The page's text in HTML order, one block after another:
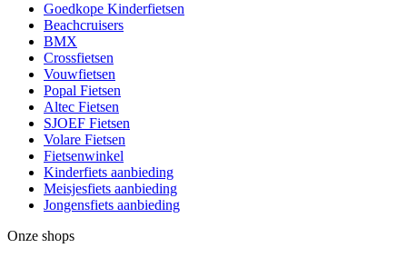
Goedkope Kinderfietsen
Beachcruisers
BMX
Crossfietsen
Vouwfietsen
Popal Fietsen
Altec Fietsen
SJOEF Fietsen
Volare Fietsen
Fietsenwinkel
Kinderfiets aanbieding
Meisjesfiets aanbieding
Jongensfiets aanbieding
Onze shops